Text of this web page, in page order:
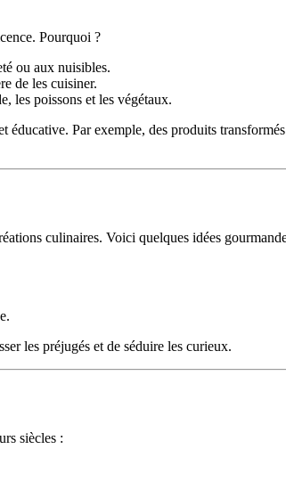
Pourquoi ?
ou aux nuisibles.
de les cuisiner.
les poissons et les végétaux.
Par exemple, des produits
culinaires. Voici quelques idées
les préjugés et de séduire les curieux.
siècles :